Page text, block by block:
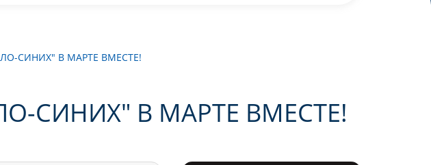
СИНИХ" В МАРТЕ ВМЕСТЕ!
СИНИХ" В МАРТЕ ВМЕСТЕ!